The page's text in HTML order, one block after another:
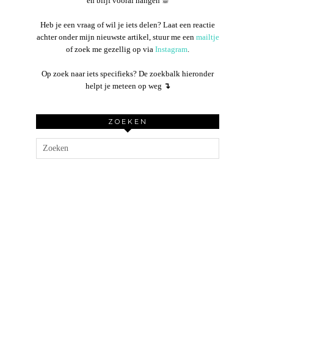
Heb je een vraag of wil je iets delen? Laat een reactie
achter onder mijn nieuwste artikel, stuur me een mailtje
of zoek me gezellig op via Instagram.
Op zoek naar iets specifieks? De zoekbalk hieronder
helpt je meteen op weg ↴
ZOEKEN